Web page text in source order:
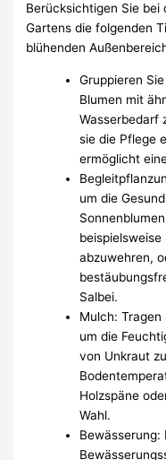
Berücksichtigen Sie bei
Gartens die folgenden
blühenden
Gruppieren
Blumen mit
Wasserbedarf
sie die Pflege
ermöglicht
um die
beispielsweise
abzuwehren,
Salbei.
Mulch: Tragen
um die
von Unkraut
Holzspäne
Wahl.
Bewässerung: